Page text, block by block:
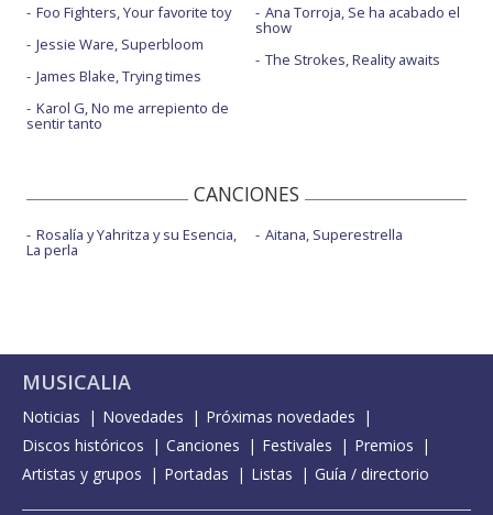
Foo Fighters, Your favorite toy
Jessie Ware, Superbloom
James Blake, Trying times
Karol G, No me arrepiento de
sentir tanto
Ana Torroja, Se ha acabado el
show
The Strokes, Reality awaits
CANCIONES
Rosalía y Yahritza y su Esencia,
La perla
Aitana, Superestrella
MUSICALIA
Noticias Novedades
Próximas novedades
Discos históricos
Canciones Festivales
Premios
Artistas y grupos
Portadas Listas Guía / directorio